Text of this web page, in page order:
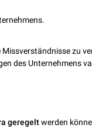
zu
des Unternehmens
geregeltwerden